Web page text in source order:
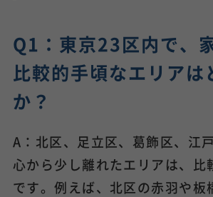
Q1：東京23区内で、
比較的手頃なエリアは
か？
A：北区、足立区、葛飾区、江
心から少し離れたエリアは、比
です。例えば、北区の赤羽や板